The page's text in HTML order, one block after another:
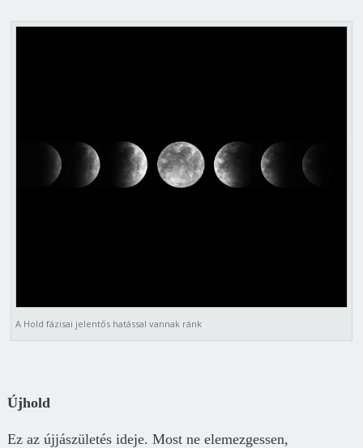
A Hold fázisai jelentős hatással vannak ránk
Újhold
Ez az újjászületés ideje. Most ne elemezgessen,